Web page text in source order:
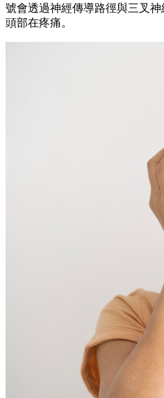
號會透過神經傳導路徑與三叉
頭部在疼痛。